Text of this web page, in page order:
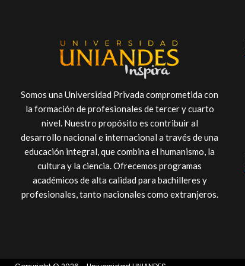
Somos una Universidad Privada comprometida con
la formación de profesionales de tercer y cuarto
nivel. Nuestro propósito es contribuir al
desarrollo nacional e internacional a través de una
educación integral, que combina el humanismo, la
cultura y la ciencia. Ofrecemos programas
académicos de alta calidad para bachilleres y
profesionales, tanto nacionales como extranjeros.